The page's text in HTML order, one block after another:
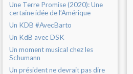
Une Terre Promise (2020): Une
certaine idée de l’Amérique
Un KDB #AvecBarto
Un KdB avec DSK
Un moment musical chez les
Schumann
Un président ne devrait pas dire